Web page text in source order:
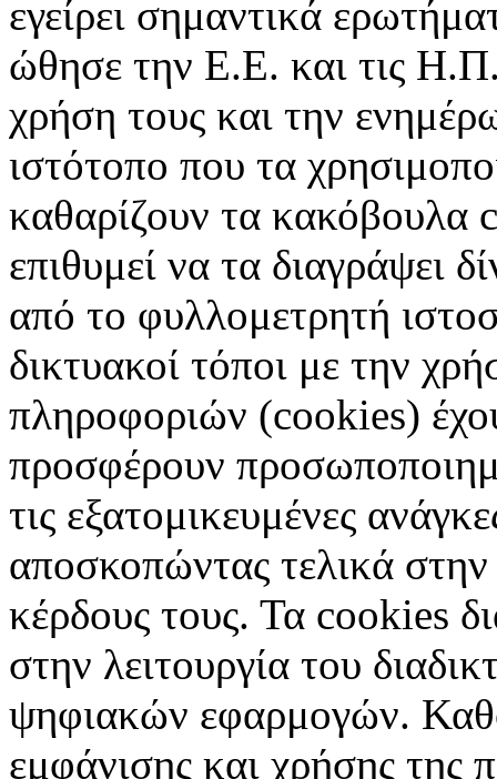
εγείρει σημαντικά
ώθησε την Ε.Ε. και τις
χρήση τους και την
ιστότοπο που τα
καθαρίζουν τα κακόβουλα
επιθυμεί να τα διαγράψει
από το φυλλομετρητή
δικτυακοί τόποι με την
πληροφοριών (cookies)
προσφέρουν
τις εξατομικευμένες
αποσκοπώντας τελικά
κέρδους τους. Τα cookies
στην λειτουργία του
ψηφιακών εφαρμογών.
εμφάνισης και χρήσης της